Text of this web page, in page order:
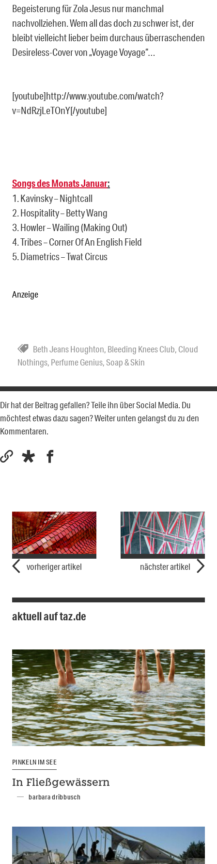
Begeisterung für Zola Jesus nur manchmal
nachvollziehen. Wem all das doch zu schwer ist, der
bleibt vielleicht lieber beim durchaus überraschenden
Desireless-Cover von „Voyage Voyage“…
[youtube]http://www.youtube.com/watch?
v=NdRzjLeTOnY[/youtube]
Songs des Monats Januar:
1. Kavinsky – Nightcall
2. Hospitality – Betty Wang
3. Howler – Wailing (Making Out)
4. Tribes – Corner Of An English Field
5. Diametrics – Twat Circus
Anzeige
Beth Jeans Houghton, Bleeding Knees Club, Cloud
Nothings, Perfume Genius,Soap & Skin
Dir hat der Beitrag gefallen? Teile ihn über Social Media. Du
möchtest etwas dazu sagen? Weiter unten gelangst du zu den
Kommentaren.
vorheriger artikel nächster artikel
aktuell auf taz.de
PINKELN IM SEE
In Fließgewässern
barbara dribbusch